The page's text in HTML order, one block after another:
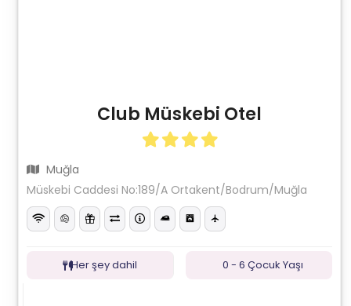
Club Müskebi Otel
Muğla
Müskebi Caddesi No:189/A Ortakent/Bodrum/Muğla
Her şey dahil 0 - 6 Çocuk Yaşı